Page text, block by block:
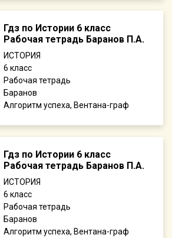
Гдз по Истории 6 класс
Рабочая тетрадь Баранов П.А.
ИСТОРИЯ
6
Рабочая тетрадь
Баранов
Алгоритм успеха, Вентана-граф
Гдз по Истории 6 класс
Рабочая тетрадь Баранов П.А.
ИСТОРИЯ
6
Рабочая тетрадь
Баранов
Алгоритм успеха, Вентана-граф